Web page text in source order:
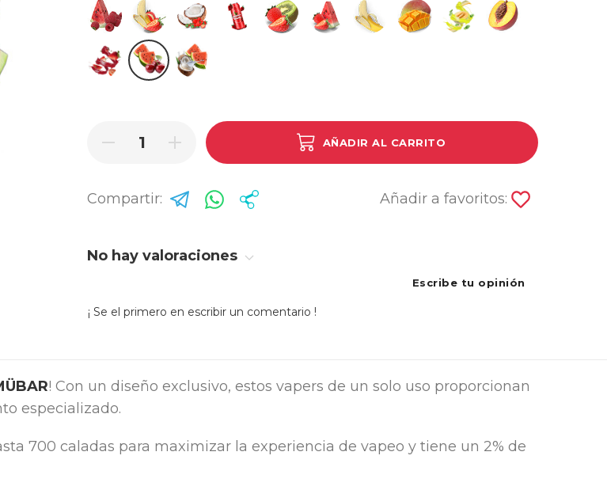
Raspberry Watermelon
Strawberry Banana
Strawberry Coconut
Strawberry Energy Drink
Strawberry KiwiStrawberry Watermelon
Triple BananaTriple MangoTriple MelonTriple Peach
Triple Strawberry
Watermelon Cherry
Watermelon Coconut
AÑADIR AL CARRITO
Compartir: Añadir a favoritos:
No hay valoraciones
Escribe tu opinión
¡ Se el primero en escribir un comentario !
! Con un diseño exclusivo, estos vapers de un solo uso proporcionan
especializado.
700 caladas para maximizar la experiencia de vapeo y tiene un 2% de